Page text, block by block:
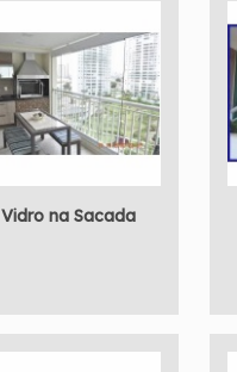
Vidro na Sacada